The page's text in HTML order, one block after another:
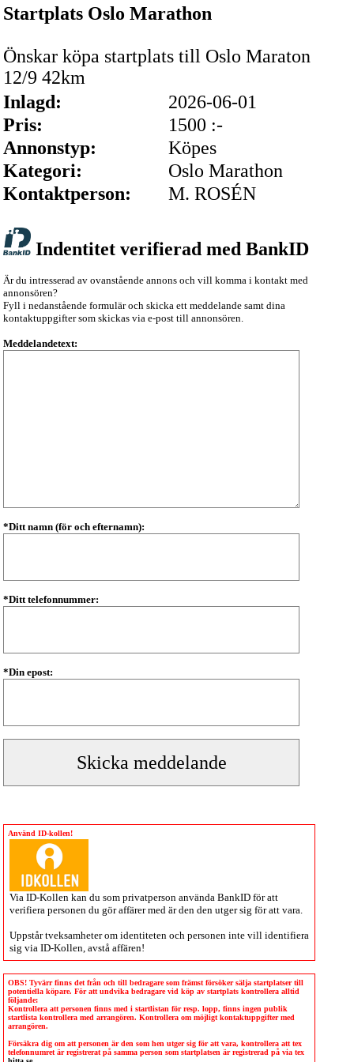
Startplats Oslo Marathon
Önskar köpa startplats till Oslo Maraton
12/9 42km
Inlagd:
2026-06-01
Pris:
1500 :-
Annonstyp:
Köpes
Kategori:
Oslo Marathon
Kontaktperson:
M. ROSÉN
Indentitet verifierad med BankID
Är du intresserad av ovanstående annons och vill komma i kontakt med
annonsören?
Fyll i nedanstående formulär och skicka ett meddelande samt dina
kontaktuppgifter som skickas via e-post till annonsören.
Meddelandetext:
*Ditt namn (för och efternamn):
*Ditt telefonnummer:
*Din epost:
Använd ID-kollen!
Via ID-Kollen kan du som privatperson använda BankID för att
verifiera personen du gör affärer med är den den utger sig för att vara.
Uppstår tveksamheter om identiteten och personen inte vill identifiera
sig via ID-Kollen , avstå affären!
OBS! Tyvärr finns det från och till bedragare som främst försöker sälja startplatser till
potentiella köpare. För att undvika bedragare vid köp av startplats kontrollera alltid
följande:
Kontrollera att personen finns med i startlistan för resp. lopp, finns ingen publik
startlista kontrollera med arrangören. Kontrollera om möjligt kontaktuppgifter med
arrangören.
Försäkra dig om att personen är den som hen utger sig för att vara, kontrollera att tex
telefonnumret är registrerat på samma person som startplatsen är registrerad på via tex